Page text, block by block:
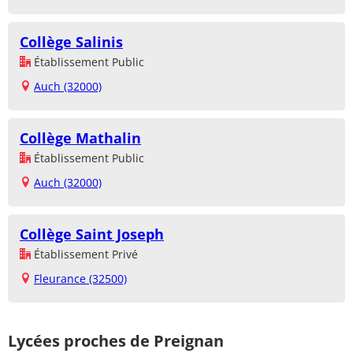
Collège Salinis
Établissement Public
Auch (32000)
Collège Mathalin
Établissement Public
Auch (32000)
Collège Saint Joseph
Établissement Privé
Fleurance (32500)
Lycées proches de Preignan